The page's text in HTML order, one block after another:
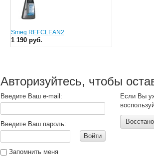
Smeg REFCLEAN2
1 190 руб.
Авторизуйтесь, чтобы
Введите Ваш e-mail:
Введите Ваш пароль:
Войти
Запомнить меня
Если Вы